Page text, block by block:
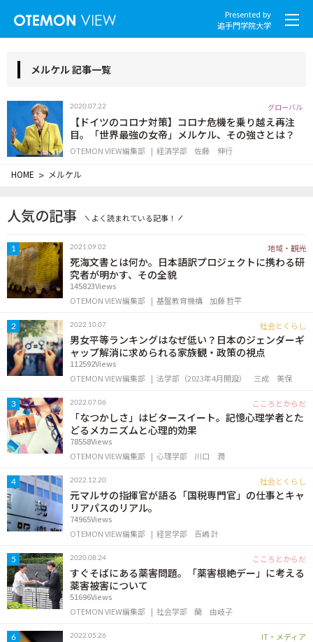
Presented by
追手門学院大学
社会とくらし
グローバル
こころとからだ
IT・メディア
地域・観光
OTEMON VIEWについて
サイトポリシー
FOLLOW US
メルケル 記事一覧
2020.07.22 グローバル
【ドイツのコロナ対策】コロナ危機を乗り越え再注
目。「世界最強の女帝」メルケル、その強さとは？
OTEMON VIEW編集部 経済学部 佐藤 伸行
HOME > メルケル
人気の記事 よく読まれている記事！
1 2021.09.02 地域・観光
死海文書とは何か。日本語訳プロジェクトに携わる研
究者が明かす、その全貌
145823Views
OTEMON VIEW編集部
基盤教育機構 加藤 哲平
2 2022.10.07 社会とくらし
男女平等ランキングはなぜ低い？日本のジェンダーギ
ャップ解消に求められる家族観・政策の視点
112592Views
OTEMON VIEW編集部
法学部（2023年4月開設） 三成 美保
3 2022.07.06 こころとからだ
「なつかしさ」はビタースイート。記憶心理学者とた
どるメカニズムと心理的効果
78558Views
OTEMON VIEW編集部
心理学部 川口 潤
4 2022.12.20 社会とくらし
元マルサの指揮官が語る「国税専門官」の仕事とキャ
リアパスのリアル。
74965Views
OTEMON VIEW編集部
経営学部 百嶋 計
5 2020.08.24 こころとからだ
すぐそばにある薬害問題。「薬害根絶デー」に考える
薬害被害について
51696Views
OTEMON VIEW編集部
社会学部 蘭 由岐子
6 2022.05.26 IT・メディア